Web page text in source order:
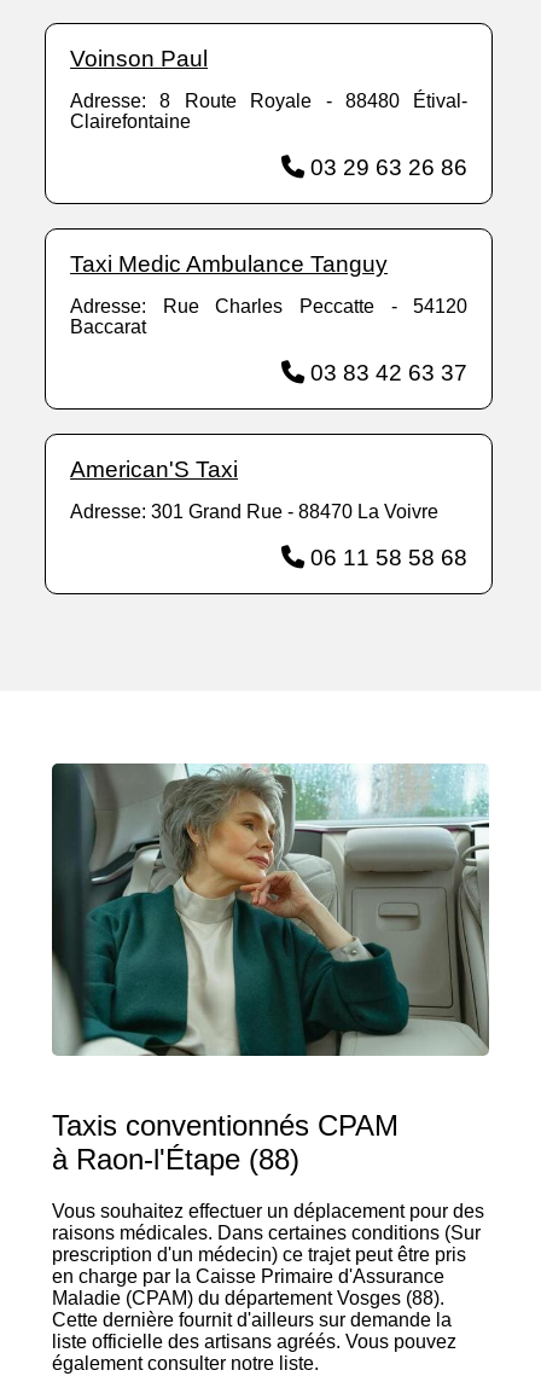
Voinson Paul
Adresse: 8 Route Royale - 88480 Étival-
Clairefontaine
03 29 63 26 86
Taxi Medic Ambulance Tanguy
Adresse: Rue Charles Peccatte - 54120
Baccarat
03 83 42 63 37
American'S Taxi
Adresse: 301 Grand Rue - 88470 La Voivre
06 11 58 58 68
Taxis conventionnés CPAM
à Raon-l'Étape (88)
Vous souhaitez effectuer un déplacement pour des
raisons médicales. Dans certaines conditions (Sur
prescription d'un médecin) ce trajet peut être pris
en charge par la Caisse Primaire d'Assurance
Maladie (CPAM) du département Vosges (88).
Cette dernière fournit d'ailleurs sur demande la
liste officielle des artisans agréés. Vous pouvez
également consulter notre liste.